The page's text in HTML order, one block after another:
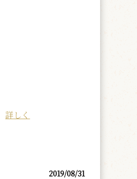
詳しく
2019/08/31